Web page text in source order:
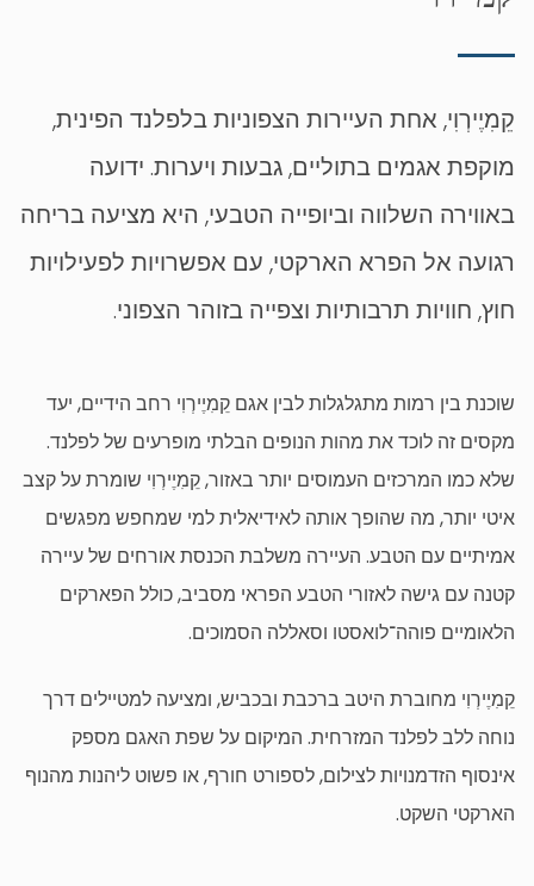
קֵמִיֶירְוִי, אחת העיירות הצפוניות בלפלנד הפינית,
מוקפת אגמים בתוליים, גבעות ויערות. ידועה
באווירה השלווה וביופייה הטבעי, היא מציעה בריחה
רגועה אל הפרא הארקטי, עם אפשרויות לפעילויות
חוץ, חוויות תרבותיות וצפייה בזוהר הצפוני.
שוכנת בין רמות מתגלגלות לבין אגם קֵמִיֶירְוִי רחב הידיים, יעד
מקסים זה לוכד את מהות הנופים הבלתי מופרעים של לפלנד.
שלא כמו המרכזים העמוסים יותר באזור, קֵמִיֶירְוִי שומרת על קצב
איטי יותר, מה שהופך אותה לאידיאלית למי שמחפש מפגשים
אמיתיים עם הטבע. העיירה משלבת הכנסת אורחים של עיירה
קטנה עם גישה לאזורי הטבע הפראי מסביב, כולל הפארקים
הלאומיים פוהה־לואסטו וסאללה הסמוכים.
קֵמִיֶירְוִי מחוברת היטב ברכבת ובכביש, ומציעה למטיילים דרך
נוחה ללב לפלנד המזרחית. המיקום על שפת האגם מספק
אינסוף הזדמנויות לצילום, לספורט חורף, או פשוט ליהנות מהנוף
הארקטי השקט.